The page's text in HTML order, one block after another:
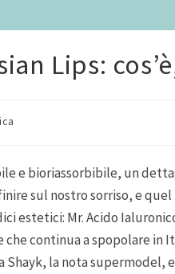
Lips:
e bioriassorbibile, un
sul nostro sorriso, e
estetici: Mr. Acido
continua a spopolare in
Shayk, la nota